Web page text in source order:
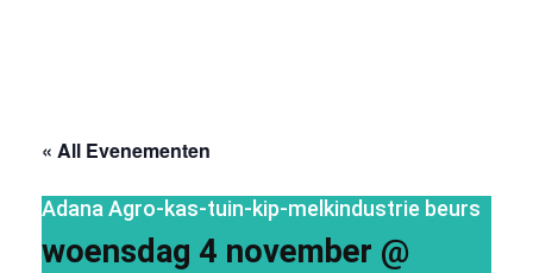
« All Evenementen
Adana Agro-kas-tuin-kip-melkindustrie beurs
woensdag 4 november @